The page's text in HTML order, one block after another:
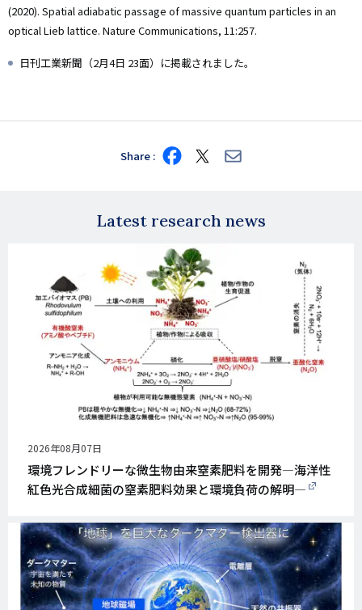
(2020). Spatial adiabatic passage of massive quantum particles in an
optical Lieb lattice. Nature Communications, 11:257.
日刊工業新聞（2月4日 23面）に掲載されました。
Share Share
on
Share
on
Share
via
Latest research news
公
開
日
2026年08月07日
環境フレンドリーな微生物由来窒素肥料を開発―海洋性
紅色光合成細菌の窒素肥料効果と環境負荷の解明―